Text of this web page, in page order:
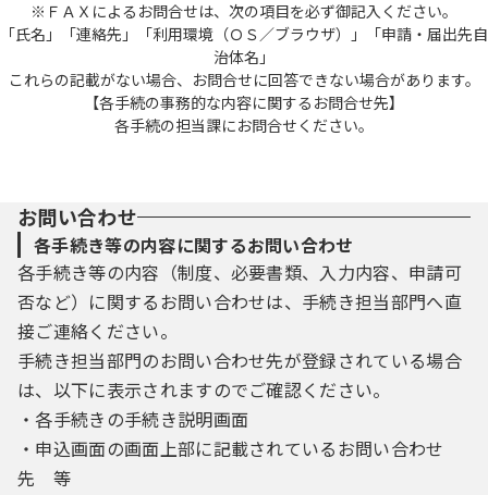
※ＦＡＸによるお問合せは、次の項目を必ず御記入ください。
「氏名」「連絡先」「利用環境（ＯＳ／ブラウザ）」「申請・届出先自
治体名」
これらの記載がない場合、お問合せに回答できない場合があります。
【各手続の事務的な内容に関するお問合せ先】
各手続の担当課にお問合せください。
お問い合わせ
各手続き等の内容に関するお問い合わせ
各手続き等の内容（制度、必要書類、入力内容、申請可
否など）に関するお問い合わせは、手続き担当部門へ直
接ご連絡ください。
手続き担当部門のお問い合わせ先が登録されている場合
は、以下に表示されますのでご確認ください。
・各手続きの手続き説明画面
・申込画面の画面上部に記載されているお問い合わせ
先 等